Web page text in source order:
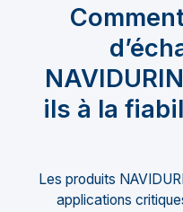
ils à la
Les produits
applications